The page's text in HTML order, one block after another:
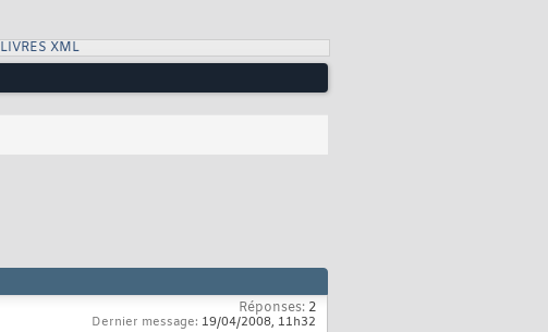
LIVRES XML
Réponses: 2
Dernier message: 19/04/2008, 11h32